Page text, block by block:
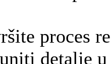
proces
detalje